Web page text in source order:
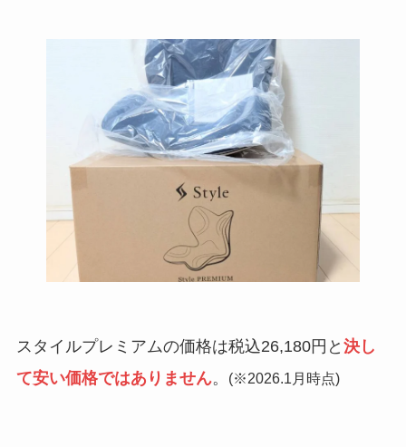
スタイルプレミアムの価格は税込26,180円と 決し
て安い価格ではありません。 (※2026.1月時点)